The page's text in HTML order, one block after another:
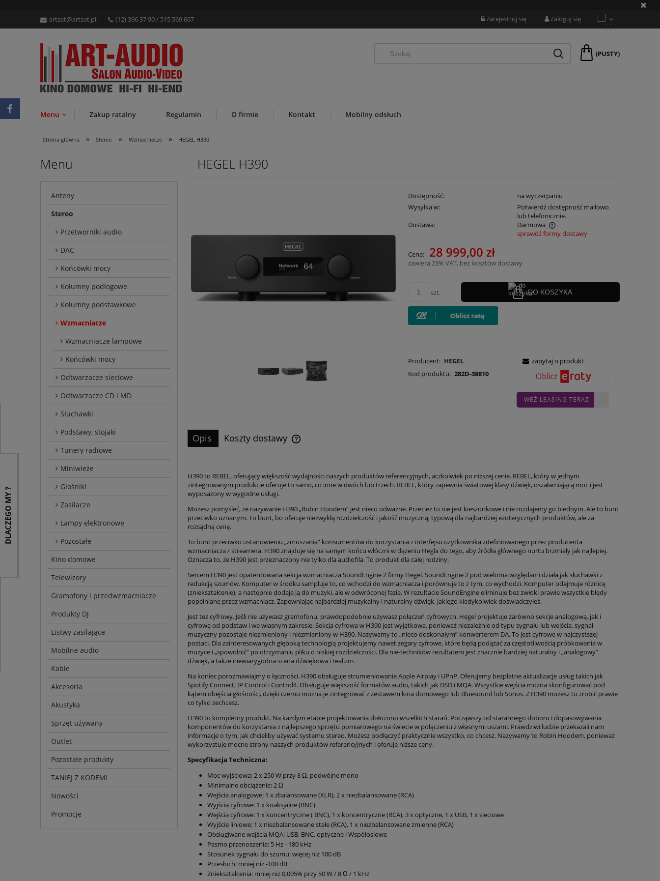
artsat@artsat.pl (12) 396 37 90/ 515 569 667 Zarejestruj się Zaloguj się
(PUSTY)
Menu Zakup ratalny Regulamin O firmie Kontakt Mobilny odsłuch
Strona główna » Stereo » Wzmacniacze » HEGEL H390
Menu
Anteny
Stereo
Przetworniki audio
DAC
Końcówki mocy
Kolumny podłogowe
Kolumny podstawkowe
Wzmacniacze
Wzmacniacze lampowe
Końcówki mocy
Odtwarzacze sieciowe
Odtwarzacze CD i MD
Słuchawki
Podstawy, stojaki
Tunery radiowe
Miniwieże
Głośniki
Zasilacze
Lampy elektronowe
Pozostałe
Kino domowe
Telewizory
Gramofony i przedwzmacniacze
Produkty DJ
Listwy zasilające
Mobilne audio
Kable
Akcesoria
Akustyka
Sprzęt używany
Outlet
Pozostałe produkty
TANIEJ Z KODEM!
Nowości
Promocje
HEGEL H390
Dostępność:
na wyczerpaniu
Wysyłka w:
Potwierdź dostępność mailowo
lub telefonicznie.
Dostawa:
Darmowa
Cena nie zawiera ewentualnych kosztów
płatności
sprawdź formy dostawy
Cena: 28 999,00 zł
zawiera 23% VAT, bez kosztów dostawy
szt. DO KOSZYKA
Producent: HEGEL
Kod produktu: 282D-38810
zapytaj o produkt
WEŹ LEASING TERAZ
Opis Koszty dostawy
płatności
H390 to REBEL, oferujący większość wydajności naszych produktów referencyjnych, aczkolwiek po niższej cenie. REBEL, który w jednym
zintegrowanym produkcie oferuje to samo, co inne w dwóch lub trzech. REBEL, który zapewnia światowej klasy dźwięk, oszałamiającą moc i jest
wyposażony w wygodne usługi.
Możesz pomyśleć, że nazywanie H390 „Robin Hoodem” jest nieco odważne. Przecież to nie jest kieszonkowe i nie rozdajemy go biednym. Ale to bunt
przeciwko uznanym. To bunt, bo oferuje niezwykłą rozdzielczość i jakość muzyczną, typową dla najbardziej ezoterycznych produktów, ale za
rozsądną cenę.
To bunt przeciwko ustanowieniu „zmuszania” konsumentów do korzystania z interfejsu użytkownika zdefiniowanego przez producenta
wzmacniacza / streamera. H390 znajduje się na samym końcu włóczni w dążeniu Hegla do tego, aby źródła głównego nurtu brzmiały jak najlepiej.
Oznacza to, że H390 jest przeznaczony nie tylko dla audiofila. To produkt dla całej rodziny.
Sercem H390 jest opatentowana sekcja wzmacniacza SoundEngine 2 firmy Hegel. SoundEngine 2 pod wieloma względami działa jak słuchawki z
redukcją szumów. Komputer w środku sampluje to, co wchodzi do wzmacniacza i porównuje to z tym, co wychodzi. Komputer odejmuje różnicę
(zniekształcenie), a następnie dodaje ją do muzyki, ale w odwróconej fazie. W rezultacie SoundEngine eliminuje bez zwłoki prawie wszystkie błędy
popełniane przez wzmacniacz. Zapewniając najbardziej muzykalny i naturalny dźwięk, jakiego kiedykolwiek doświadczyłeś.
Jest też cyfrowy. Jeśli nie używasz gramofonu, prawdopodobnie używasz połączeń cyfrowych. Hegel projektuje zarówno sekcje analogową, jak i
cyfrową od podstaw i we własnym zakresie. Sekcja cyfrowa w H390 jest wyjątkowa, ponieważ niezależnie od typu sygnału lub wejścia, sygnał
muzyczny pozostaje niezmieniony i niezmieniony w H390. Nazywamy to „nieco doskonałym” konwerterem DA. To jest cyfrowe w najczystszej
postaci. Dla zainteresowanych głęboką technologią projektujemy nawet zegary cyfrowe, które będą podążać za częstotliwością próbkowania w
muzyce i „spowolnić” po otrzymaniu pliku o niskiej rozdzielczości. Dla nie-techników rezultatem jest znacznie bardziej naturalny i „analogowy”
dźwięk, a także niewiarygodna scena dźwiękowa i realizm.
Na koniec porozmawiajmy o łączności. H390 obsługuje strumieniowanie Apple Airplay i UPnP. Oferujemy bezpłatne aktualizacje usług takich jak
Spotify Connect, IP Control i Control4. Obsługuje większość formatów audio, takich jak DSD i MQA. Wszystkie wejścia można skonfigurować pod
kątem obejścia głośności, dzięki czemu można je zintegrować z zestawem kina domowego lub Bluesound lub Sonos. Z H390 możesz to zrobić prawie
co tylko zechcesz.
H390 to kompletny produkt. Na każdym etapie projektowania dołożono wszelkich starań. Począwszy od starannego doboru i dopasowywania
komponentów do korzystania z najlepszego sprzętu pomiarowego na świecie w połączeniu z własnymi uszami. Prawdziwi ludzie przekazali nam
informacje o tym, jak chcieliby używać systemu stereo. Możesz podłączyć praktycznie wszystko, co chcesz. Nazywamy to Robin Hoodem, ponieważ
wykorzystuje mocne strony naszych produktów referencyjnych i oferuje niższe ceny.
Specyfikacja Techniczna:
Moc wyjściowa: 2 x 250 W przy 8 Ω, podwójne mono
Minimalne obciążenie: 2 Ω
Wejścia analogowe: 1 x zbalansowane (XLR), 2 x niezbalansowane (RCA)
Wyjścia cyfrowe: 1 x koaksjalne (BNC)
Wejścia cyfrowe: 1 x koncentryczne ( BNC), 1 x koncentryczne (RCA), 3 x optyczne, 1 x USB, 1 x sieciowe
Wyjście liniowe: 1 x niezbalansowane stałe (RCA), 1 x niezbalansowane zmienne (RCA)
Obsługiwane wejścia MQA: USB, BNC, optyczne i Współosiowe
Pasmo przenoszenia: 5 Hz - 180 kHz
Stosunek sygnału do szumu: więcej niż 100 dB
Przesłuch: mniej niż -100 dB
Zniekształcenia: mniej niż 0,005% przy 50 W / 8 Ω / 1 kHz
DLACZEGO MY ?